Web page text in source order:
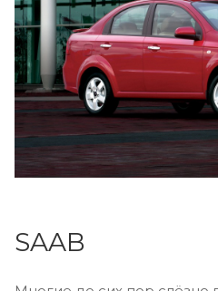
SAAB